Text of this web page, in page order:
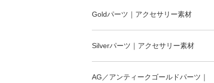
Goldパーツ｜アクセサリー素材
Silverパーツ｜アクセサリー素材
AG／アンティークゴールドパーツ｜